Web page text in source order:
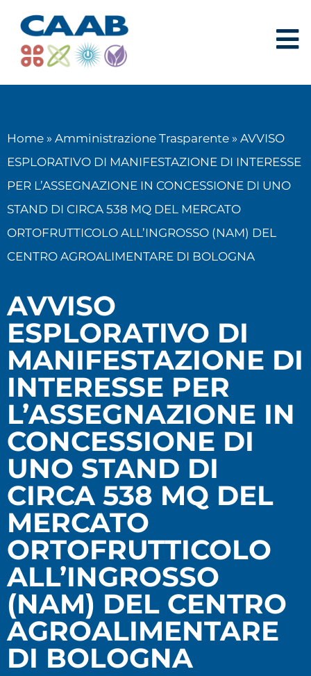
Home » Amministrazione Trasparente » AVVISO
ESPLORATIVO DI MANIFESTAZIONE DI INTERESSE
PER L’ASSEGNAZIONE IN CONCESSIONE DI UNO
STAND DI CIRCA 538 MQ DEL MERCATO
ORTOFRUTTICOLO ALL’INGROSSO (NAM) DEL
CENTRO AGROALIMENTARE DI BOLOGNA
AVVISO
ESPLORATIVO DI
MANIFESTAZIONE DI
INTERESSE PER
L’ASSEGNAZIONE IN
CONCESSIONE DI
UNO STAND DI
CIRCA 538 MQ DEL
MERCATO
ORTOFRUTTICOLO
ALL’INGROSSO
(NAM) DEL CENTRO
AGROALIMENTARE
DI BOLOGNA